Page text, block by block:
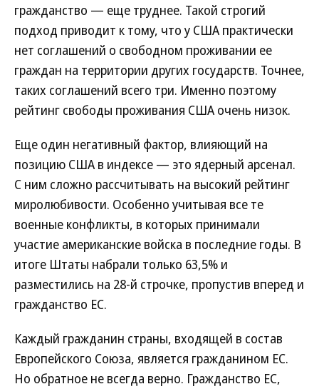
гражданство — еще труднее. Такой строгий
подход приводит к тому, что у США практически
нет соглашений о свободном проживании ее
граждан на территории других государств. Точнее,
таких соглашений всего три. Именно поэтому
рейтинг свободы проживания США очень низок.
Еще один негативный фактор, влияющий на
позицию США в индексе — это ядерный арсенал.
С ним сложно рассчитывать на высокий рейтинг
миролюбивости. Особенно учитывая все те
военные конфликты, в которых принимали
участие американские войска в последние годы. В
итоге Штаты набрали только 63,5% и
разместились на 28-й строчке, пропустив вперед и
гражданство ЕС.
Каждый гражданин страны, входящей в состав
Европейского Союза, является гражданином ЕС.
Но обратное не всегда верно. Гражданство ЕС,